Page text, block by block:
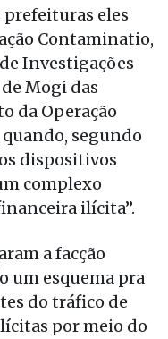
eles
Contaminatio,
Investigações
Mogi das
da Operação
segundo
dispositivos
complexo
ilícita”.
a facção
um esquema pra
do tráfico de
por meio do